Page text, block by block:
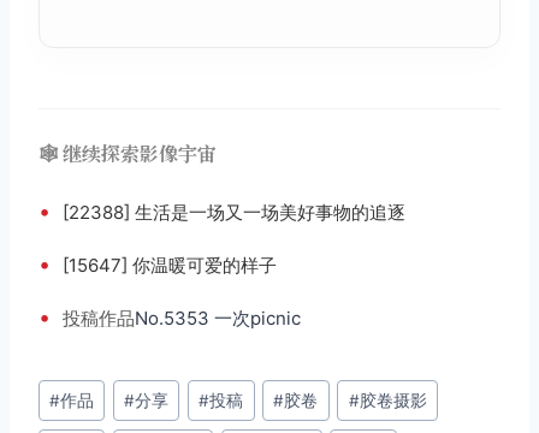
🕸️ 继续探索影像宇宙
• [22388] 生活是一场又一场美好事物的追逐
• [15647] 你温暖可爱的样子
• 投稿作品No.5353 一次picnic
文
章
#作品 #分享 #投稿 #胶卷 #胶卷摄影